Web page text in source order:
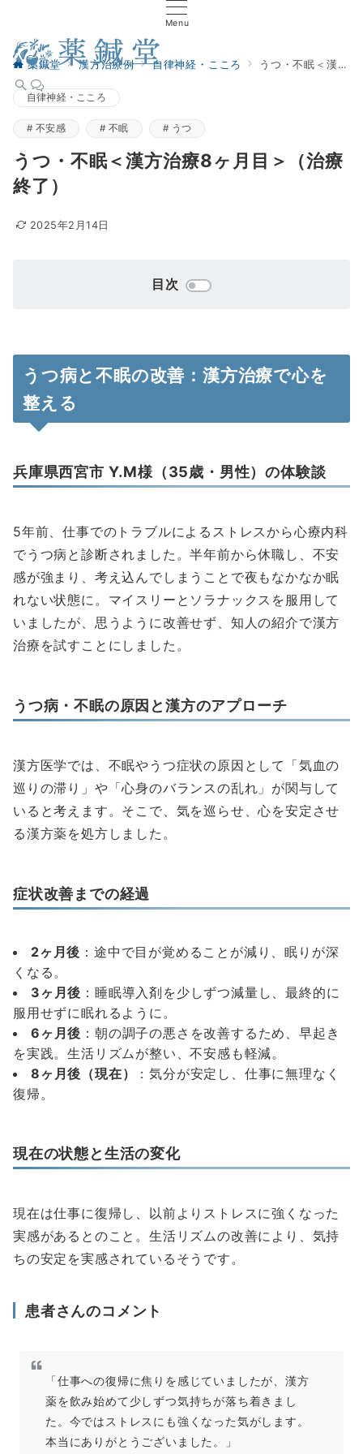
Menu
薬鍼堂 漢方治療例 自律神経・こころ うつ・不眠＜漢方治療8ヶ月目＞（治療終了）
自律神経・こころ
不安感 不眠 うつ
うつ・不眠＜漢方治療8ヶ月目＞（治療
終了）
2025年2月14日
目次
うつ病と不眠の改善：漢方治療で心を
整える
兵庫県西宮市 Y.M様（35歳・男性）の体験談
5年前、仕事でのトラブルによるストレスから心療内科
でうつ病と診断されました。半年前から休職し、不安
感が強まり、考え込んでしまうことで夜もなかなか眠
れない状態に。マイスリーとソラナックスを服用して
いましたが、思うように改善せず、知人の紹介で漢方
治療を試すことにしました。
うつ病・不眠の原因と漢方のアプローチ
漢方医学では、不眠やうつ症状の原因として「気血の
巡りの滞り」や「心身のバランスの乱れ」が関与して
いると考えます。そこで、気を巡らせ、心を安定させ
る漢方薬を処方しました。
症状改善までの経過
2ヶ月後 ：途中で目が覚めることが減り、眠りが深
くなる。
3ヶ月後 ：睡眠導入剤を少しずつ減量し、最終的に
服用せずに眠れるように。
6ヶ月後 ：朝の調子の悪さを改善するため、早起き
を実践。生活リズムが整い、不安感も軽減。
8ヶ月後（現在）
：気分が安定し、仕事に無理なく
復帰。
現在の状態と生活の変化
現在は仕事に復帰し、以前よりストレスに強くなった
実感があるとのこと。生活リズムの改善により、気持
ちの安定を実感されているそうです。
患者さんのコメント
「仕事への復帰に焦りを感じていましたが、漢方
薬を飲み始めて少しずつ気持ちが落ち着きまし
た。今ではストレスにも強くなった気がします。
本当にありがとうございました。」